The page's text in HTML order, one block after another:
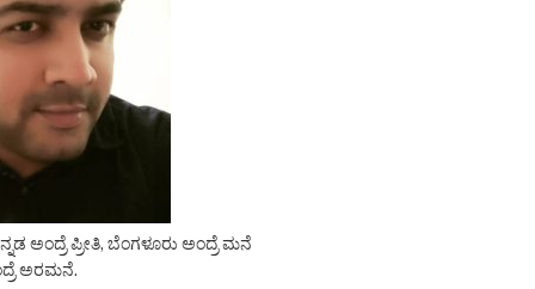
ಅಂದ್ರೆ ಪ್ರೀತಿ, ಬೆಂಗಳೂರು ಅಂದ್ರೆ ಮನೆ
ಅರಮನೆ.